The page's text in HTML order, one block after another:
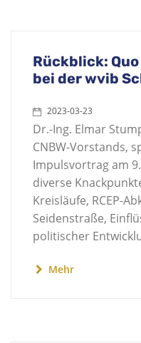
Rückblick: Quo
bei der wvib
2023-03-23
Dr.-Ing. Elmar
CNBW-Vorstands,
Impulsvortrag am
diverse
Kreisläufe, RCEP-
Seidenstraße,
politischer
Mehr